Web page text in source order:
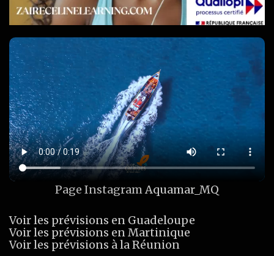
Page InstagramAquamar_MQ
Voir les prévisions en Guadeloupe
Voir les prévisions en Martinique
Voir les prévisions à la Réunion